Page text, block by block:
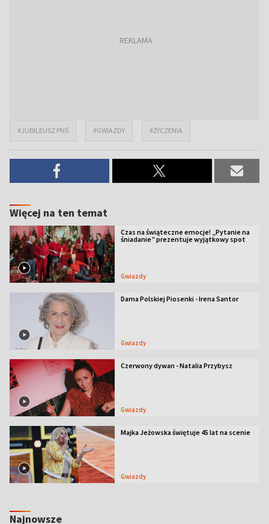
#JUBILEUSZ PNŚ #GWIAZDY #ŻYCZENIA
Więcej na ten temat
Czas na świąteczne emocje! „Pytanie na
śniadanie” prezentuje wyjątkowy spot
Gwiazdy
Dama Polskiej Piosenki - Irena Santor
Gwiazdy
Czerwony dywan - Natalia Przybysz
Gwiazdy
Majka Jeżowska świętuje 45 lat na scenie
Gwiazdy
Najnowsze